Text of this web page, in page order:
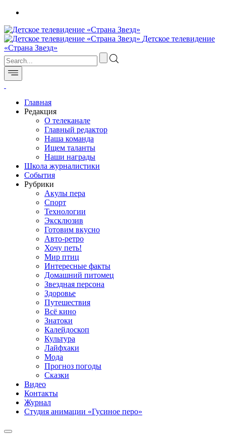
Детское телевидение
«Страна Звезд»
Главная
Редакция
О телеканале
Главный редактор
Наша команда
Ищем таланты
Наши награды
Школа журналистики
События
Рубрики
Акулы пера
Спорт
Технологии
Эксклюзив
Готовим вкусно
Авто-ретро
Хочу петь!
Мир птиц
Интересные факты
Домашний питомец
Звездная персона
Здоровье
Путешествия
Всё кино
Знатоки
Калейдоскоп
Культура
Лайфхаки
Мода
Прогноз погоды
Сказки
Видео
Контакты
Журнал
Студия анимации «Гусиное перо»